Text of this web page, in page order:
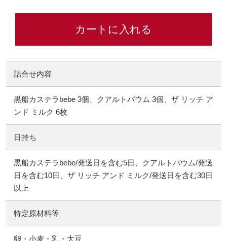
カートに入れる
詰合せ内容
黒船カステラbebe 3個、クアルトバウム 3個、ザ リッチ ア
ンド ミルク 6枚
日持ち
黒船カステラbebe/発送日を含む5日、クアルトバウム/発送
日を含む10日、ザ リッチ アンド ミルク/発送日を含む30日
以上
特定原材料等
卵・小麦・乳・大豆